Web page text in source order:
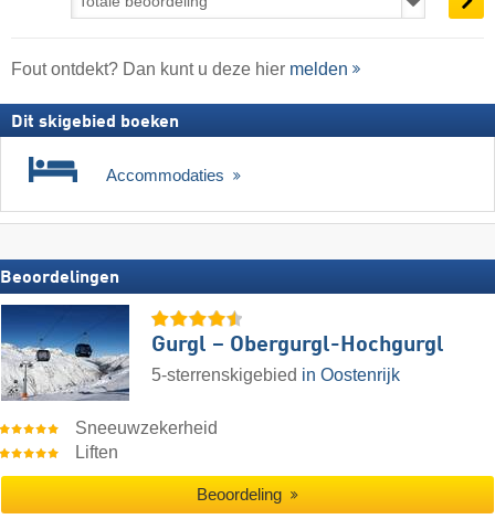
Fout ontdekt? Dan kunt u deze hier melden
Dit skigebied boeken
Accommodaties
Beoordelingen
Gurgl – Obergurgl-Hochgurgl
5-sterrenskigebied in Oostenrijk
Sneeuwzekerheid
Liften
Beoordeling